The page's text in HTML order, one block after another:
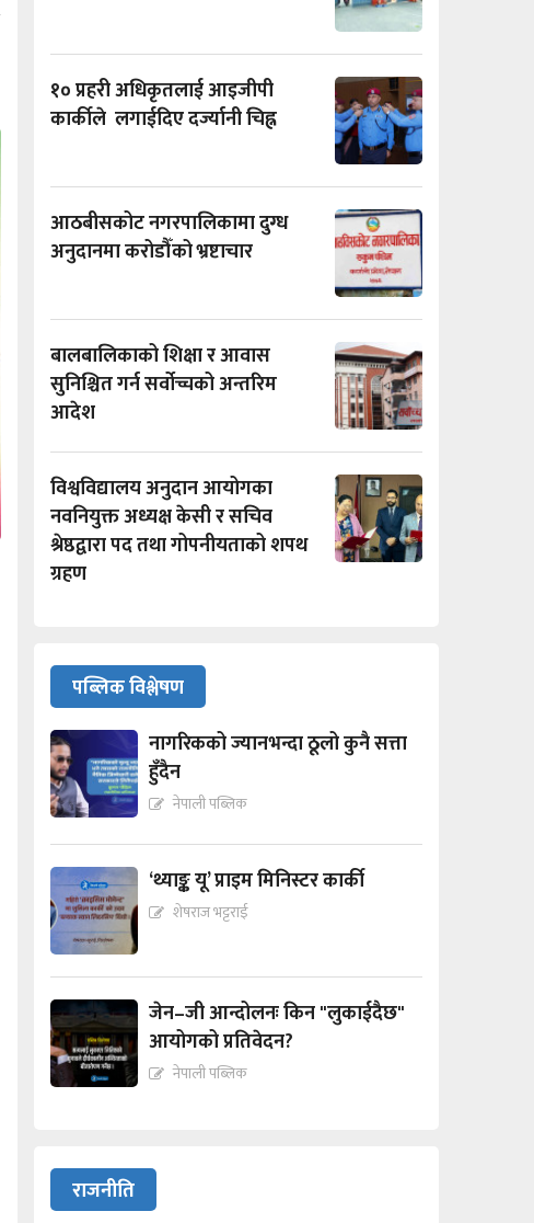
१० प्रहरी अधिकृतलाई आइजीपी
कार्कीले लगाईदिए दर्ज्यानी चिह्न
आठबीसकोट नगरपालिकामा दुग्ध
अनुदानमा करोडौँको भ्रष्टाचार
बालबालिकाको शिक्षा र आवास
सुनिश्चित गर्न सर्वोच्चको अन्तरिम
आदेश
विश्वविद्यालय अनुदान आयोगका
नवनियुक्त अध्यक्ष केसी र सचिव
श्रेष्ठद्वारा पद तथा गोपनीयताको शपथ
ग्रहण
पब्लिक विश्लेषण
नागरिकको ज्यानभन्दा ठूलो कुनै सत्ता
हुँदैन
नेपाली पब्लिक
‘थ्याङ्क यू’ प्राइम मिनिस्टर कार्की
शेषराज भट्टराई
जेन–जी आन्दोलनः किन "लुकाईदैछ"
आयोगको प्रतिवेदन?
नेपाली पब्लिक
राजनीति